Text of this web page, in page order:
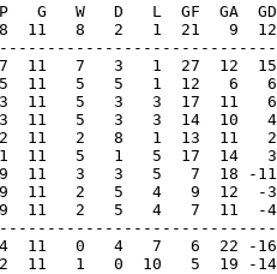
G   W   D   L  GF  GA  GD
11   8   2   1  21   9  12
11   7   3   1  27  12  15
11   5   5   1  12   6   6
11   5   3   3  17  11   6
11   5   3   3  14  10   4
11   2   8   1  13  11   2
11   5   1   5  17  14   3
3   3   5   7  18 -11
9  11   2   5   4   9  12  -3
11   2   5   4   7  11  -4
11   0   4   7   6  22 -16
11   1   0  10   5  19 -